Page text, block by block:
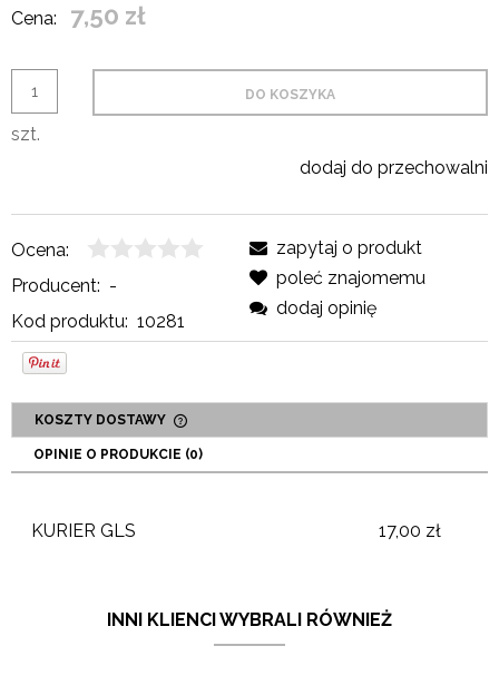
Cena: 7,50 zł
szt.
DO KOSZYKA
dodaj do przechowalni
Ocena:
Producent: -
Kod produktu: 10281
zapytaj o produkt
poleć znajomemu
dodaj opinię
KOSZTY DOSTAWY
CENA NIE ZAWIERA EWENTUALNYCH KOSZTÓW
PŁATNOŚCI
OPINIE O PRODUKCIE (0)
KURIER GLS 17,00 zł
INNI KLIENCI WYBRALI RÓWNIEŻ